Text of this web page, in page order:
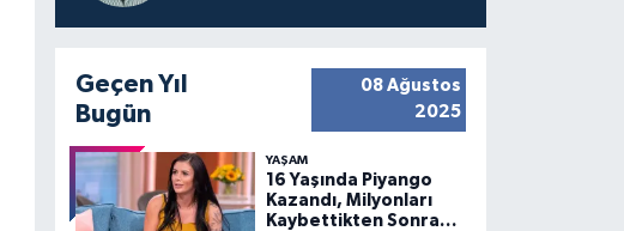
Geçen Yıl
Bugün
08 Ağustos
2025
YAŞAM
16 Yaşında Piyango
Kazandı, Milyonları
Kaybettikten Sonra